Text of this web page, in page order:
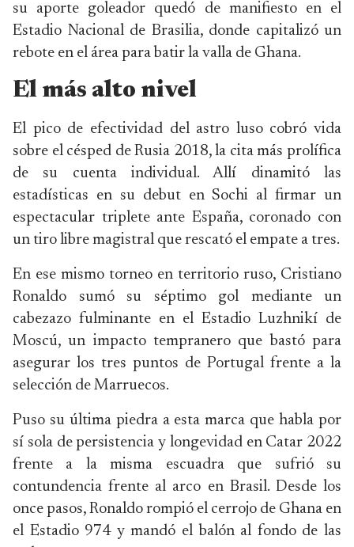
su aporte goleador quedó de manifiesto en el
Estadio Nacional de Brasilia, donde capitalizó un
rebote en el área para batir la valla de Ghana.
El más alto nivel
El pico de efectividad del astro luso cobró vida
sobre el césped de Rusia 2018, la cita más prolífica
de su cuenta individual. Allí dinamitó las
estadísticas en su debut en Sochi al firmar un
espectacular triplete ante España, coronado con
un tiro libre magistral que rescató el empate a tres.
En ese mismo torneo en territorio ruso, Cristiano
Ronaldo sumó su séptimo gol mediante un
cabezazo fulminante en el Estadio Luzhnikí de
Moscú, un impacto tempranero que bastó para
asegurar los tres puntos de Portugal frente a la
selección de Marruecos.
Puso su última piedra a esta marca que habla por
sí sola de persistencia y longevidad en Catar 2022
frente a la misma escuadra que sufrió su
contundencia frente al arco en Brasil. Desde los
once pasos, Ronaldo rompió el cerrojo de Ghana en
el Estadio 974 y mandó el balón al fondo de las